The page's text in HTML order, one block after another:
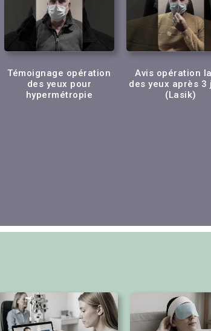
Témoignage opération
des yeux pour
hypermétropie
Avis opération
des yeux après 3
(Lasik)